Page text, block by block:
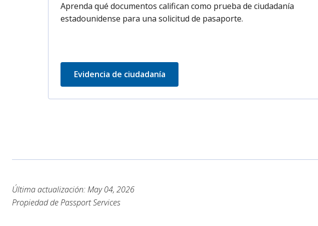
Aprenda qué documentos califican como prueba de ciudadanía
estadounidense para una solicitud de pasaporte.
Evidencia de ciudadanía
Última actualización: May 04, 2026
Propiedad de Passport Services